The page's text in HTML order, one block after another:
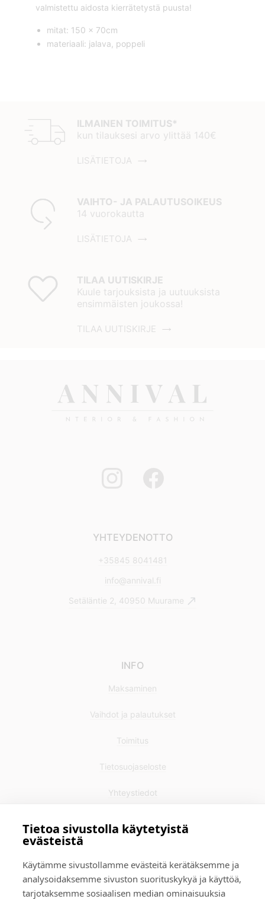
Tietoa sivustolla käytetyistä
evästeistä
Käytämme sivustollamme evästeitä kerätäksemme ja
analysoidaksemme sivuston suorituskykyä ja käyttöä,
tarjotaksemme sosiaalisen median ominaisuuksia
valmistettu aidosta kierrätetystä puusta!
mitat: 150 x 70cm
materiaali: jalava, poppeli
ILMAINEN TOIMITUS*
kun tilauksesi arvo ylittää 140€
LISÄTIETOJA
VAIHTO- JA PALAUTUSOIKEUS
14 vuorokautta
LISÄTIETOJA
TILAA UUTISKIRJE
Kuule tarjouksista ja uutuuksista
ensimmäisten joukossa!
TILAA UUTISKIRJE
YHTEYDENOTTO
+35845 8041481
info@annival.fi
Setäläntie 2, 40950 Muurame
INFO
Maksaminen
Vaihdot ja palautukset
Toimitus
Tietosuojaseloste
Yhteystiedot